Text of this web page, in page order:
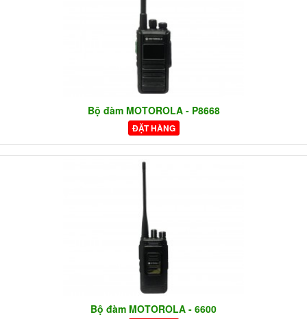
Bộ đàm MOTOROLA - P8668
ĐẶT HÀNG
Bộ đàm MOTOROLA - 6600